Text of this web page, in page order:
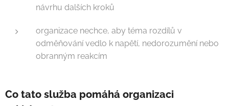
návrhu dalších kroků
organizace nechce, aby téma rozdílů v
odměňování vedlo k napětí, nedorozumění nebo
obranným reakcím
Co tato služba pomáhá organizaci